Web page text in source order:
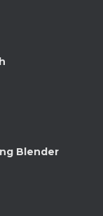
Blender